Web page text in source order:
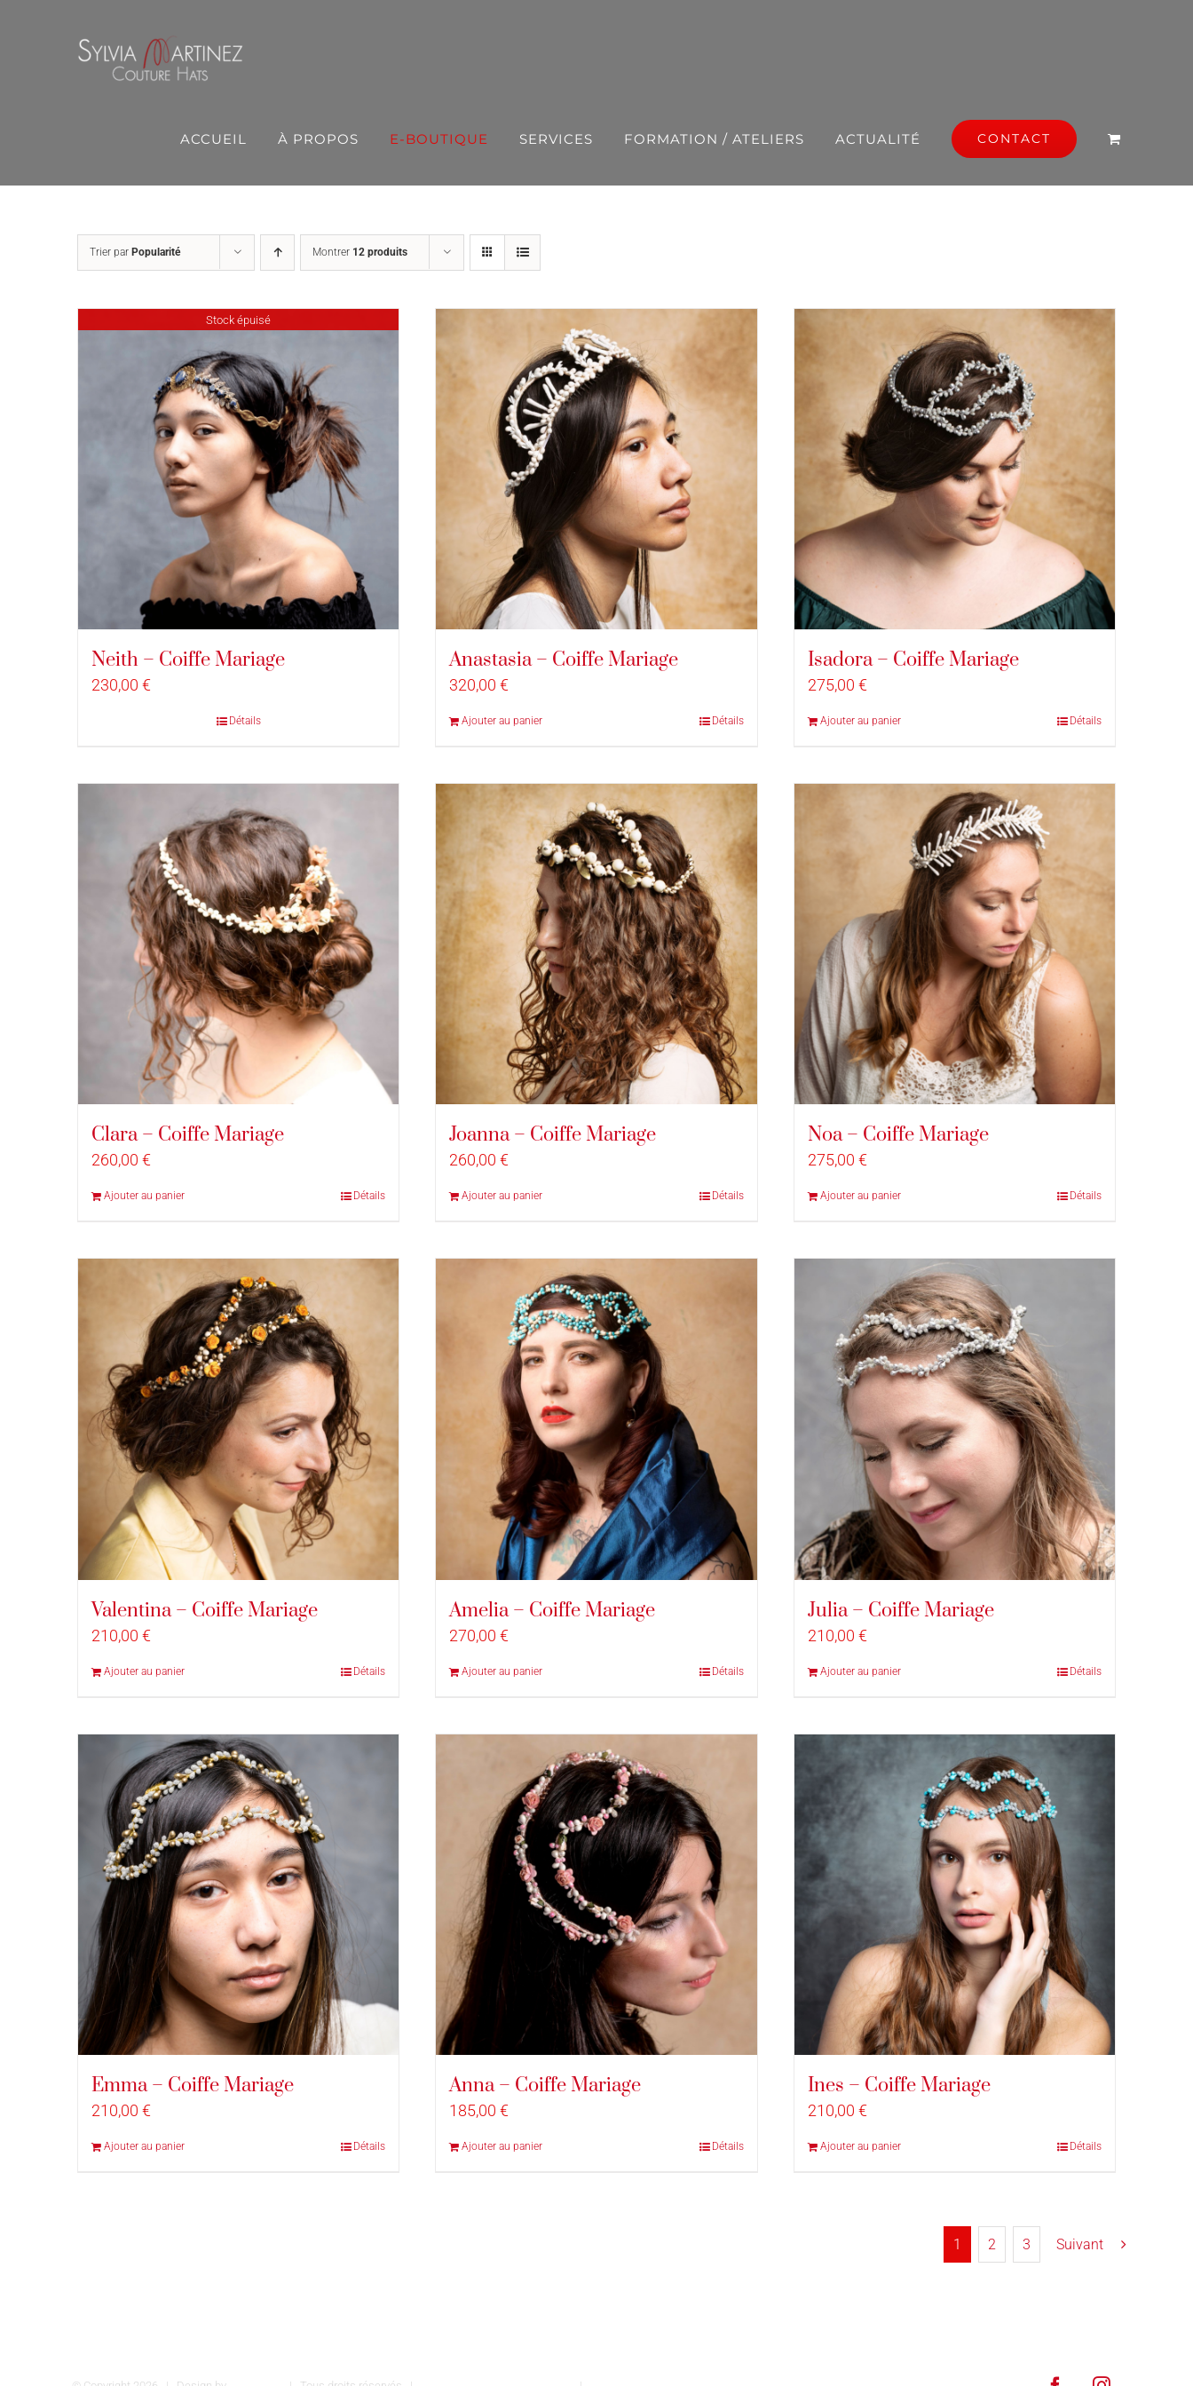
ACCUEIL À PROPOS E-BOUTIQUE SERVICES FORMATION / ATELIERS ACTUALITÉ CONTACT
Trier par Popularité Montrer 12 produits
Stock épuisé
Neith – Coiffe Mariage
230,00 €
Détails
Anastasia – Coiffe Mariage
320,00€
Ajouter au panier Détails
Isadora – Coiffe Mariage
275,00 €
Ajouter au panier Détails
Clara – Coiffe Mariage
260,00 €
Ajouter au panier Détails
Joanna – Coiffe Mariage
260,00€
Ajouter au panier Détails
Noa – Coiffe Mariage
275,00 €
Ajouter au panier Détails
Valentina – Coiffe Mariage
210,00 €
Ajouter au panier Détails
Amelia – Coiffe Mariage
270,00€
Ajouter au panier Détails
Julia – Coiffe Mariage
210,00 €
Ajouter au panier Détails
Emma – Coiffe Mariage
210,00 €
Ajouter au panier Détails
Anna – Coiffe Mariage
185,00€
Ajouter au panier Détails
Ines – Coiffe Mariage
210,00 €
Ajouter au panier Détails
1 2 3 Suivant